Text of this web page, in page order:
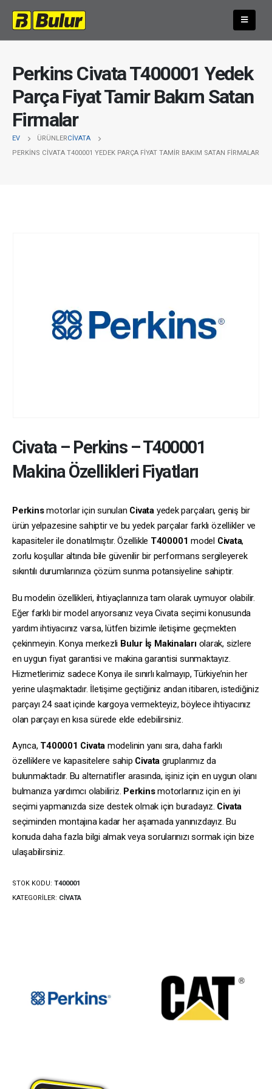
Perkins Civata T400001 Yedek
Parça Fiyat Tamir Bakım Satan
Firmalar
EV ÜRÜNLERCIVATA
PERKINS CIVATA T400001 YEDEK PARÇA FIYAT TAMIR BAKIM SATAN FIRMALAR
Civata– Perkins–T400001
Makina Özellikleri Fiyatları
Perkinsmotorlar için sunulan Civata yedek parçaları, geniş bir
ürün yelpazesine sahiptir ve bu yedek parçalar farklı özellikler ve
kapasiteler ile donatılmıştır. Özellikle T400001 model Civata,
zorlu koşullar altında bile güvenilir bir performans sergileyerek
sıkıntılı durumlarınıza çözüm sunma potansiyeline sahiptir.
Bu modelin özellikleri, ihtiyaçlarınıza tam olarak uymuyor olabilir.
Eğer farklı bir model arıyorsanız veya Civata seçimi konusunda
yardım ihtiyacınız varsa, lütfen bizimle iletişime geçmekten
çekinmeyin. Konya merkezli Bulur İş Makinalarıolarak, sizlere
en uygun fiyat garantisi ve makina garantisi sunmaktayız.
Hizmetlerimiz sadece Konya ile sınırlı kalmayıp, Türkiye’nin her
yerine ulaşmaktadır. İletişime geçtiğiniz andan itibaren, istediğiniz
parçayı 24 saat içinde kargoya vermekteyiz, böylece ihtiyacınız
olan parçayı en kısa sürede elde edebilirsiniz.
Ayrıca, T400001 Civata modelinin yanı sıra, daha farklı
özelliklere ve kapasitelere sahip Civata gruplarımız da
bulunmaktadır. Bu alternatifler arasında, işiniz için en uygun olanı
bulmanıza yardımcı olabiliriz. Perkinsmotorlarınız için en iyi
seçimi yapmanızda size destek olmak için buradayız. Civata
seçiminden montajına kadar her aşamada yanınızdayız. Bu
konuda daha fazla bilgi almak veya sorularınızı sormak için bize
ulaşabilirsiniz.
STOK KODU: T400001
KATEGORILER: CIVATA